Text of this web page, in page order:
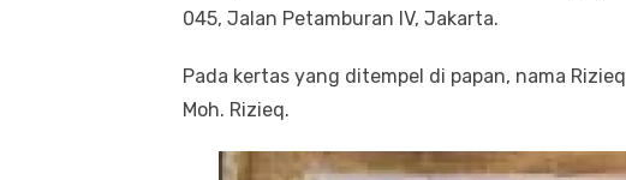
045, Jalan Petamburan IV, Jakarta.
Pada kertas yang ditempel di papan, nama
Moh. Rizieq.